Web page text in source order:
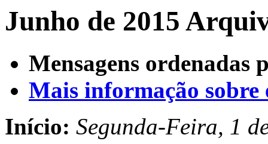
Junho de 2015
Mensagens ordenadas
Mais informação sobre
Início: Segunda-Feira, 1